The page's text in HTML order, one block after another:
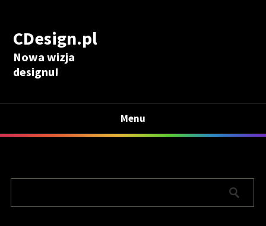
CDesign.pl
Nowa wizja
designu!
Menu